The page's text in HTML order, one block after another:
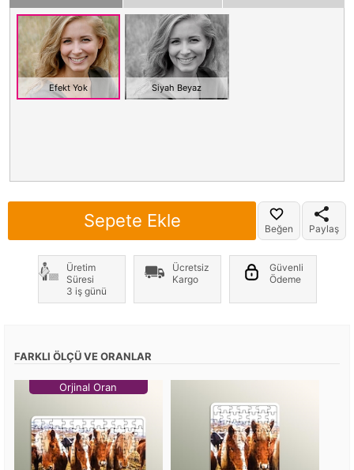
Efekt Yok Siyah Beyaz
Sepete Ekle Beğen Paylaş
Üretim
Süresi
3 iş günü
Ücretsiz
Kargo
Güvenli
Ödeme
FARKLI ÖLÇÜ VE ORANLAR
Orjinal Oran